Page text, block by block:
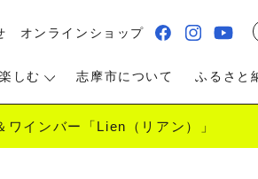
オンラインショップ
しむ 志摩市について ふるさと
インバー「Lien（リアン）」